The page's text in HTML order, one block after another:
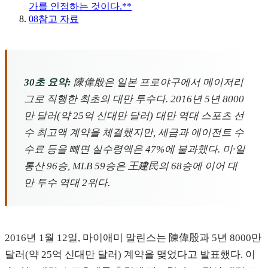
가를 인정하는 것이다.**
08참고 자료
30초 요약: 陳偉殷은 일본 프로야구에서 메이저리
그로 직행한 최초의 대만 투수다. 2016년 5년 8000
만 달러(약 25억 신대만 달러) 대만 역대 스포츠 선
수 최고액 계약을 체결했지만, 세금과 에이전트 수
수료 등을 빼면 실수령액은 47%에 불과했다. 미·일
통산 96승, MLB 59승은 王建民의 68승에 이어 대
만 투수 역대 2위다.
2016년 1월 12일, 마이애미 말린스는 陳偉殷과 5년 8000만
달러(약 25억 신대만 달러) 계약을 맺었다고 발표했다. 이